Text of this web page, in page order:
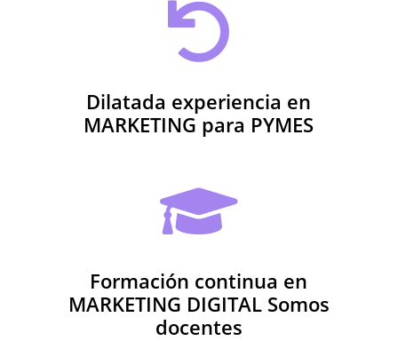

Dilatada experiencia en
MARKETING para PYMES

Formación continua en
MARKETING DIGITAL Somos
docentes